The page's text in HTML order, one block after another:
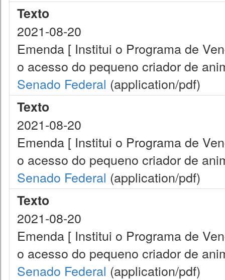
Texto
2021-08-20
Emenda [ Institui o Programa de
o acesso do pequeno criador de
Senado Federal (application/pdf)
Texto
2021-08-20
Emenda [ Institui o Programa de
o acesso do pequeno criador de
Senado Federal (application/pdf)
Texto
2021-08-20
Emenda [ Institui o Programa de
o acesso do pequeno criador de
Senado Federal (application/pdf)